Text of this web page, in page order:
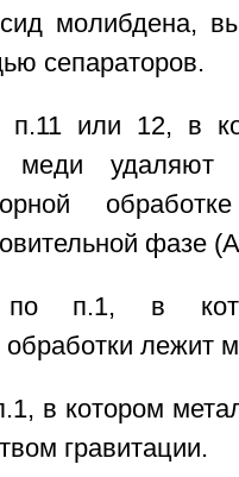
молибдена,
сепараторов.
или 12, в
меди
фазе
п.1, в
обработки лежит
в котором
гравитации.